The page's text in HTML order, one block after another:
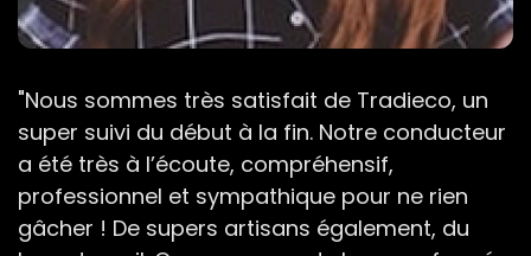
"Nous sommes très satisfait de Tradieco, un
super suivi du début à la fin. Notre conducteur
a été très à l’écoute, compréhensif,
professionnel et sympathique pour ne rien
gâcher ! De supers artisans également, du